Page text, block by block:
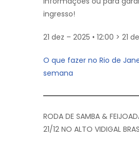
ingresso!
21 dez – 2025 • 12:00 > 21
O que fazer no Rio de
semana
RODA DE SAMBA &
21/12 NO ALTO VIDIGAL